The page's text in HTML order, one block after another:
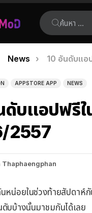
ค้นหา:
News 10 อันดับแอ
APPSTORE APP NEWS
ดับแอปฟรีใ
2557
Thaphaengphan
นหน่อยในช่วงท้ายสัปดา
บบ้างนั้นมาชมกันได้เลย